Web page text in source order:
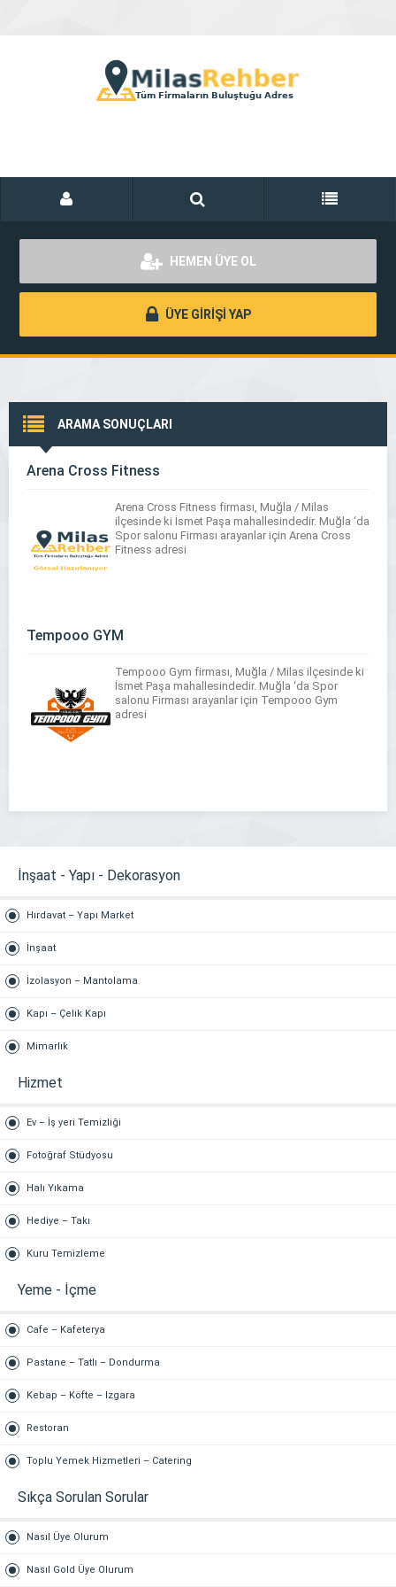
HEMEN ÜYE OL
ÜYE GİRİŞİ YAP
ARAMA SONUÇLARI
Arena Cross Fitness
Arena Cross Fitness firması, Muğla / Milas
ilçesinde ki İsmet Paşa mahallesindedir. Muğla ‘da
Spor salonu Firması arayanlar için Arena Cross
Fitness adresi
Tempooo GYM
Tempooo Gym firması, Muğla / Milas ilçesinde ki
İsmet Paşa mahallesindedir. Muğla ‘da Spor
salonu Firması arayanlar için Tempooo Gym
adresi
İnşaat - Yapı - Dekorasyon
Hırdavat – Yapı Market
İnşaat
İzolasyon – Mantolama
Kapı – Çelik Kapı
Mimarlık
Hizmet
Ev – İş yeri Temizliği
Fotoğraf Stüdyosu
Halı Yıkama
Hediye – Takı
Kuru Temizleme
Yeme - İçme
Cafe – Kafeterya
Pastane – Tatlı – Dondurma
Kebap – Köfte – Izgara
Restoran
Toplu Yemek Hizmetleri – Catering
Sıkça Sorulan Sorular
Nasıl Üye Olurum
Nasıl Gold Üye Olurum